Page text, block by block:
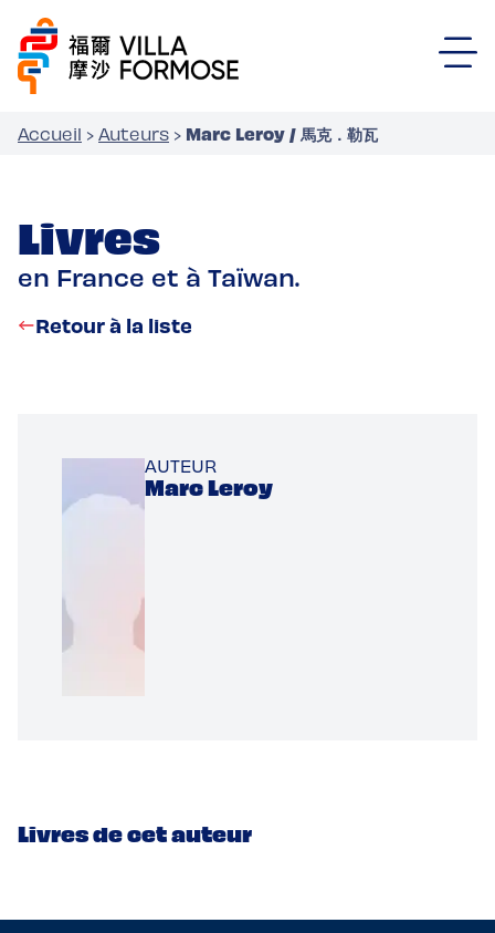
Accueil › Auteurs › Marc Leroy / 馬克．勒瓦
Livres
en France et à Taïwan.
Retour à la liste
AUTEUR
Marc Leroy
Livres de cet auteur